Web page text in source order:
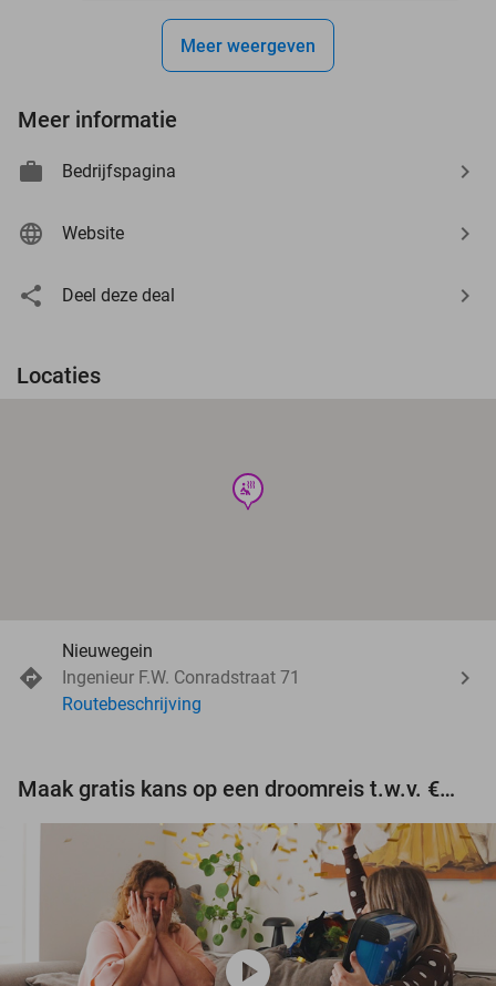
Meer weergeven
Meer informatie
Bedrijfspagina
Website
Deel deze deal
Locaties
wellness
Nieuwegein
Ingenieur F.W. Conradstraat 71
Routebeschrijving
Maak gratis kans op een droomreis t.w.v. €3.000!
play_circle